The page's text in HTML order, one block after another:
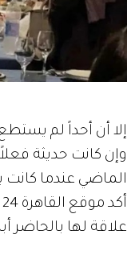
إلا أن أحداً لم
الماضي عندما
علاقة لها بالحاضر